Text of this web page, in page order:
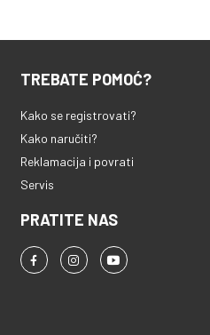
TREBATE POMOĆ?
Kako se registrovati?
Kako naručiti?
Reklamacija i povrati
Servis
PRATITE NAS